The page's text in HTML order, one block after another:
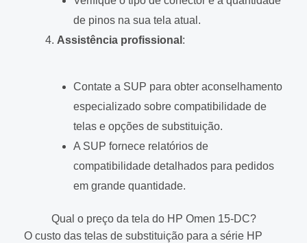
de pinos na sua tela atual.
Assistência profissional :
Contate a SUP para obter aconselhamento
especializado sobre compatibilidade de
telas e opções de substituição.
A SUP fornece relatórios de
compatibilidade detalhados para pedidos
em grande quantidade.
Qual o preço da tela do HP Omen 15-DC?
O custo das telas de substituição para a série HP